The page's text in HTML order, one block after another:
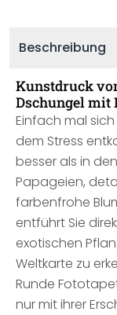
Beschreibung
Kunstdruck
Dschungel mit
Einfach mal
dem Stress
besser als in
Papageien,
farbenfrohe
entführt Sie
exotischen
Weltkarte zu
Runde
nur mit ihrer